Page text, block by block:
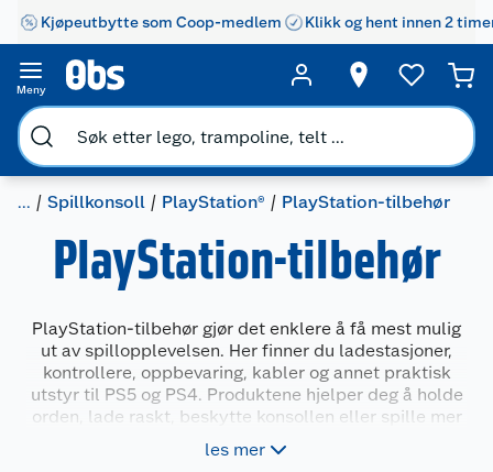
Kjøpeutbytte som Coop-medlem Klikk og hent innen 2
Meny
... Spillkonsoll PlayStation® PlayStation-tilbehør
PlayStation-tilbehør
PlayStation-tilbehør gjør det enklere å få mest mulig
ut av spillopplevelsen. Her finner du ladestasjoner,
kontrollere, oppbevaring, kabler og annet praktisk
utstyr til PS5 og PS4. Produktene hjelper deg å holde
orden, lade raskt, beskytte konsollen eller spille mer
komfortabelt. Enten du trenger en ekstra kontroller,
en bedre lagringsløsning eller ekstra utstyr til VR,
les mer